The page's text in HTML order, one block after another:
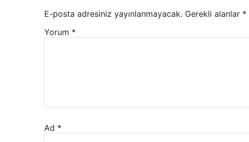
E-posta adresiniz yayınlanmayacak. Gerekli alanlar *
Yorum *
Ad *